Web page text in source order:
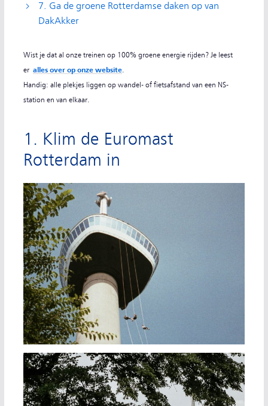
7. Ga de groene Rotterdamse daken op van
DakAkker
Wist je dat al onze treinen op 100% groene energie rijden? Je leest
er alles over op onze website.
Handig: alle plekjes liggen op wandel- of fietsafstand van een NS-
station en van elkaar.
1. Klim de Euromast
Rotterdam in